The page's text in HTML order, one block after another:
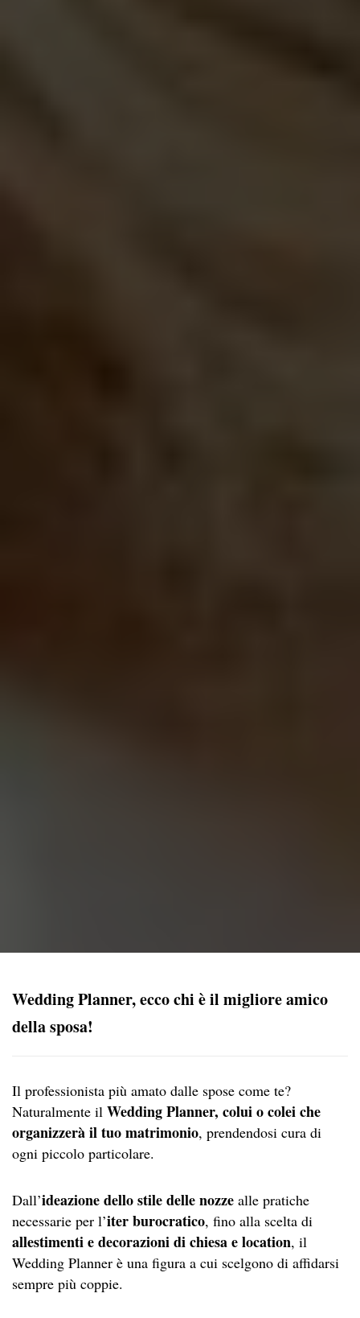
Wedding Planner, ecco chi è il migliore amico
della sposa!
Il professionista più amato dalle spose come te?
Naturalmente il Wedding Planner, colui o colei che
organizzerà il tuo matrimonio, prendendosi cura di
ogni piccolo particolare.
Dall’ideazione dello stile delle nozze alle pratiche
necessarie per l’iter burocratico, fino alla scelta di
allestimenti e decorazioni di chiesa e location, il
Wedding Planner è una figura a cui scelgono di affidarsi
sempre più coppie.